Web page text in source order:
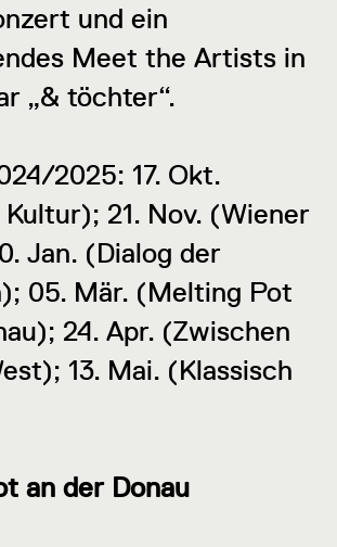
und ein
Meet the Artists in
„& töchter“.
2025: 17. Okt.
21. Nov. (Wiener
Jan. (Dialog der
05. Mär. (Melting Pot
24. Apr. (Zwischen
13. Mai. (Klassisch
an der Donau